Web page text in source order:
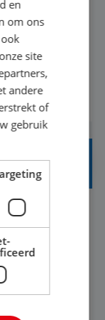
of
voor de
de hele
in op de
er in de
weet je
te
er is. Of
jij vindt
en
om ons
site
andere
of
gebruik